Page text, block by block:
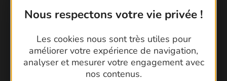
Nous respectons votre vie privée !
Les cookies nous sont très utiles pour
améliorer votre expérience de navigation,
analyser et mesurer votre engagement avec
nos contenus.
Foire aux questions
Brochures
Cartoguides et Topoguides
Latitude Gard